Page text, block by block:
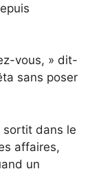
vous, » dit-
sans poser
sortit dans le
affaires,
un